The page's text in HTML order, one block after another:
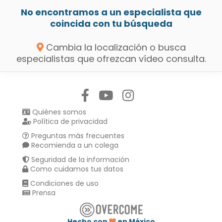
No encontramos a un especialista que
coincida con tu búsqueda
Cambia la localización o busca
especialistas que ofrezcan vídeo consulta.
Quiénes somos
Política de privacidad
Preguntas más frecuentes
Recomienda a un colega
Seguridad de la información
Como cuidamos tus datos
Condiciones de uso
Prensa